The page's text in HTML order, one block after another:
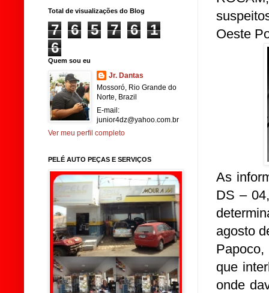
Oeste
As
DS –
agosto
que
onde
Total de visualizações do Blog
7 6 5 7 6
1
6
Quem sou eu
Jr. Dantas
Mossoró, Rio Grande do
Norte, Brazil
E-mail:
junior4dz@yahoo.com.br
Ver meu perfil completo
PELÉ AUTO PEÇAS E SERVIÇOS